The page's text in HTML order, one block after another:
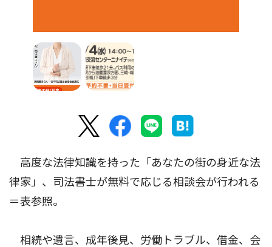
高度な法律知識を持った「あなたの街の身近な法
律家」、司法書士が無料で応じる相談会が行われる
＝表参照。
相続や遺言、成年後見、労働トラブル、借金、会